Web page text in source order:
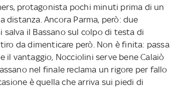
protagonista pochi minuti prima di un
Ancora Parma, però: due
salva il Bassano sul colpo di testa di
da dimenticare però. Non è finita: passa
vantaggio, Nocciolini serve bene Calaiò
nel finale reclama un rigore per fallo
è quella che arriva sui piedi di